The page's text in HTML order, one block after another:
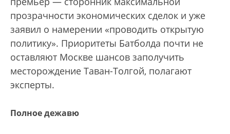
прозрачности экономических сделок и уже
заявил о намерении «проводить открытую
политику». Приоритеты Батболда почти не
оставляют Москве шансов заполучить
месторождение Таван-Толгой, полагают
эксперты.
Полное дежавю